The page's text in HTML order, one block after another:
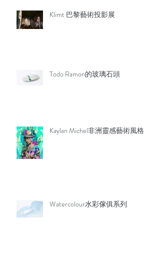
Klimt 巴黎藝術投影展
Todo Ramon的玻璃石頭
Kaylan Michel非洲靈感藝術風格
Watercolour水彩傢俱系列